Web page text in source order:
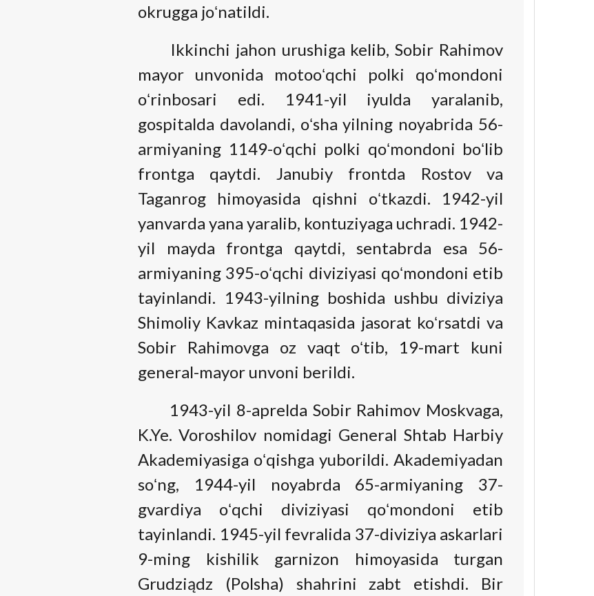
okrugga joʻnatildi.
Ikkinchi jahon urushiga kelib, Sobir Rahimov
mayor unvonida motooʻqchi polki qoʻmondoni
oʻrinbosari edi. 1941-yil iyulda yaralanib,
gospitalda davolandi, oʻsha yilning noyabrida 56-
armiyaning 1149-oʻqchi polki qoʻmondoni boʻlib
frontga qaytdi. Janubiy frontda Rostov va
Taganrog himoyasida qishni oʻtkazdi. 1942-yil
yanvarda yana yaralib, kontuziyaga uchradi. 1942-
yil mayda frontga qaytdi, sentabrda esa 56-
armiyaning 395-oʻqchi diviziyasi qoʻmondoni etib
tayinlandi. 1943-yilning boshida ushbu diviziya
Shimoliy Kavkaz mintaqasida jasorat koʻrsatdi va
Sobir Rahimovga oz vaqt oʻtib, 19-mart kuni
general-mayor unvoni berildi.
1943-yil 8-aprelda Sobir Rahimov Moskvaga,
K.Ye. Voroshilov nomidagi General Shtab Harbiy
Akademiyasiga oʻqishga yuborildi. Akademiyadan
soʻng, 1944-yil noyabrda 65-armiyaning 37-
gvardiya oʻqchi diviziyasi qoʻmondoni etib
tayinlandi. 1945-yil fevralida 37-diviziya askarlari
9-ming kishilik garnizon himoyasida turgan
Grudziądz (Polsha) shahrini zabt etishdi. Bir